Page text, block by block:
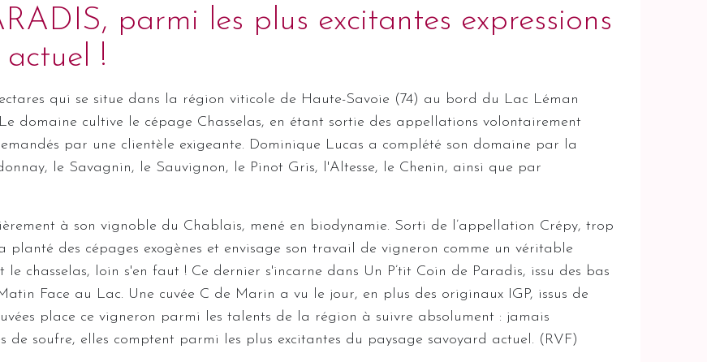
parmi les plus excitantes expressions
!
qui se situe dans la région viticole de Haute-Savoie (74) au bord du Lac Léman
domaine cultive le cépage Chasselas, en étant sortie des appellations volontairement
par une clientèle exigeante. Dominique Lucas a complété son domaine par la
le Savagnin, le Sauvignon, le Pinot Gris, l'Altesse, le Chenin, ainsi que par
à son vignoble du Chablais, mené en biodynamie. Sorti de l’appellation Crépy, trop
des cépages exogènes et envisage son travail de vigneron comme un véritable
chasselas, loin s'en faut ! Ce dernier s'incarne dans Un P’tit Coin de Paradis, issu des bas
Face au Lac. Une cuvée C de Marin a vu le jour, en plus des originaux IGP, issus de
place ce vigneron parmi les talents de la région à suivre absolument : jamais
de soufre, elles comptent parmi les plus excitantes du paysage savoyard actuel. (RVF)